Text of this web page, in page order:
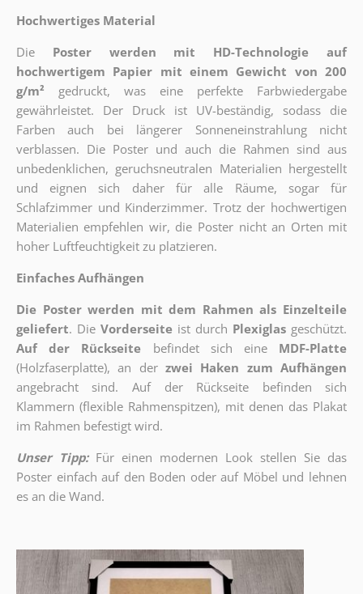
Hochwertiges Material
Die
Poster werden mit HD-Technologie auf
hochwertigem Papier mit einem Gewicht von 200
g/m²
gedruckt, was eine perfekte Farbwiedergabe
gewährleistet. Der Druck ist UV-beständig, sodass die
Farben auch bei längerer Sonneneinstrahlung nicht
verblassen. Die Poster und auch die Rahmen sind aus
unbedenklichen, geruchsneutralen Materialien hergestellt
und eignen sich daher für alle Räume, sogar für
Schlafzimmer und Kinderzimmer. Trotz der hochwertigen
Materialien empfehlen wir, die Poster nicht an Orten mit
hoher Luftfeuchtigkeit zu platzieren.
Einfaches Aufhängen
Die Poster werden mit dem Rahmen als Einzelteile
geliefert. Die Vorderseite ist durch Plexiglas geschützt.
Auf der Rückseite
befindet sich eine
MDF-Platte
(Holzfaserplatte), an der zwei Haken zum Aufhängen
angebracht sind.
Auf der Rückseite befinden sich
Klammern (flexible Rahmenspitzen), mit denen das Plakat
im Rahmen befestigt wird.
Unser Tipp: Für einen modernen Look stellen Sie das
Poster einfach auf den Boden oder auf Möbel und lehnen
es an die Wand.